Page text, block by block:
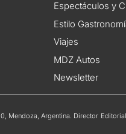
Espectáculos y
Estilo
Viajes
MDZ Autos
Newsletter
Mendoza, Argentina. Director